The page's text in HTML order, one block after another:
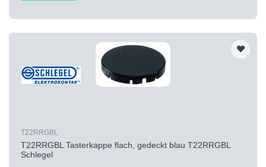
T22RRGBL
T22RRGBL Tasterkappe flach, gedeckt blau T22RRGBL
Schlegel